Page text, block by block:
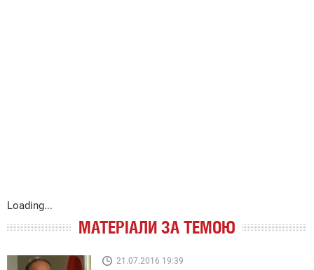
Loading...
МАТЕРІАЛИ ЗА ТЕМОЮ
21.07.2016 19:39